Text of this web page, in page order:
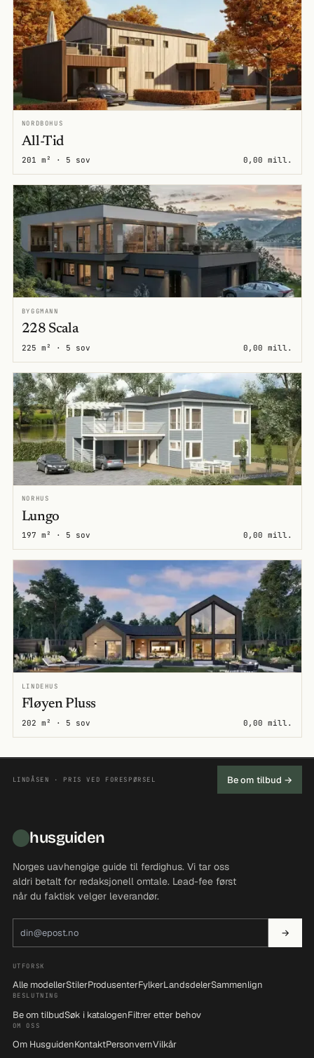
NORDBOHUS
All-Tid
201 m² · 5 sov 0,00 mill.
BYGGMANN
228 Scala
225 m² · 5 sov 0,00 mill.
NORHUS
Lungo
197 m² · 5 sov 0,00 mill.
LINDEHUS
Fløyen Pluss
202 m² · 5 sov 0,00 mill.
LINDÅSEN · PRIS VED FORESPØRSEL Be om tilbud →
husguiden
Norges uavhengige guide til ferdighus. Vi tar oss
aldri betalt for redaksjonell omtale. Lead-fee først
når du faktisk velger leverandør.
→
UTFORSK
Alle modellerStilerProdusenterFylkerLandsdelerSammenlign
BESLUTNING
Be om tilbudSøk i katalogenFiltrer etter behov
OM OSS
Om HusguidenKontaktPersonvernVilkår